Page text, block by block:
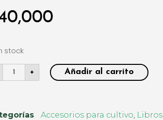
stock
+ Añadir al carrito
Accesorios para cultivo, Libros